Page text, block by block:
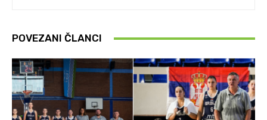
POVEZANI ČLANCI